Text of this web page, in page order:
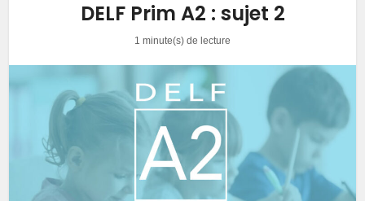
DELF Prim A2 : sujet 2
1 minute(s) de lecture